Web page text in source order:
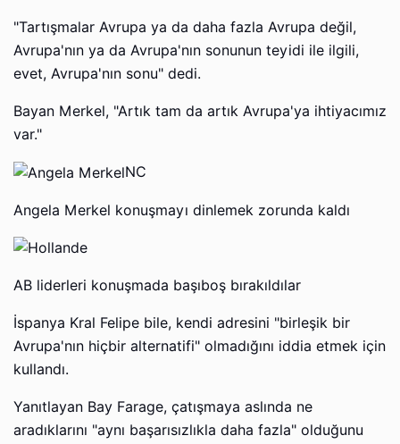
"Tartışmalar Avrupa ya da daha fazla Avrupa değil,
Avrupa'nın ya da Avrupa'nın sonunun teyidi ile ilgili,
evet, Avrupa'nın sonu" dedi.
Bayan Merkel, "Artık tam da artık Avrupa'ya ihtiyacımız
var."
NC
Angela Merkel konuşmayı dinlemek zorunda kaldı
AB liderleri konuşmada başıboş bırakıldılar
İspanya Kral Felipe bile, kendi adresini "birleşik bir
Avrupa'nın hiçbir alternatifi" olmadığını iddia etmek için
kullandı.
Yanıtlayan Bay Farage, çatışmaya aslında ne
aradıklarını "aynı başarısızlıkla daha fazla" olduğunu